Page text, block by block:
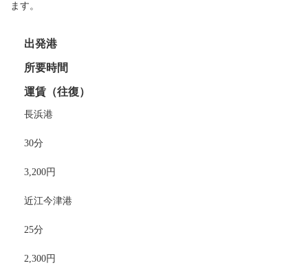
ます。
出発港
所要時間
運賃（往復）
長浜港
30分
3,200円
近江今津港
25分
2,300円